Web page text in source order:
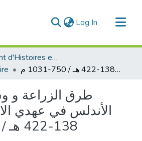
Log In (current)
Département d'Histoires et Arts
طرق الزراعة و وسائل الري في الأندلس في عهدي الامارة و الخلافة 138-422 هـ / 750-1031 م
طرق الزراعة و
الأندلس في عهدي
138-422 هـ / 750-1031 م